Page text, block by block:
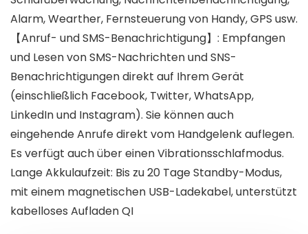
Alarm, Wearther, Fernsteuerung von Handy, GPS usw.
【Anruf- und SMS-Benachrichtigung】: Empfangen
und Lesen von SMS-Nachrichten und SNS-
Benachrichtigungen direkt auf Ihrem Gerät
(einschließlich Facebook, Twitter, WhatsApp,
LinkedIn und Instagram). Sie können auch
eingehende Anrufe direkt vom Handgelenk auflegen.
Es verfügt auch über einen Vibrationsschlafmodus.
Lange Akkulaufzeit: Bis zu 20 Tage Standby-Modus,
mit einem magnetischen USB-Ladekabel, unterstützt
kabelloses Aufladen QI